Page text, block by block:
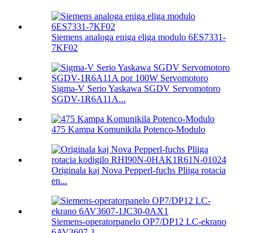
Siemens analoga eniga eliga modulo 6ES7331-
7KF02
Sigma-V Serio Yaskawa SGDV Servomotoro
SGDV-1R6A11A...
475 Kampa Komunikila Potenco-Modulo
Originala kaj Nova Pepperl-fuchs Pliiga rotacia
en...
Siemens-operatorpanelo OP7/DP12 LC-ekrano